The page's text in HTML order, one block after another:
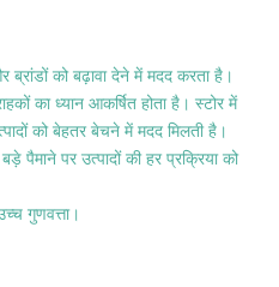
ब्रांडों को बढ़ावा देने में मदद करता है।
का ध्यान आकर्षित होता है। स्टोर में
को बेहतर बेचने में मदद मिलती है।
पैमाने पर उत्पादों की हर प्रक्रिया को
गुणवत्ता।